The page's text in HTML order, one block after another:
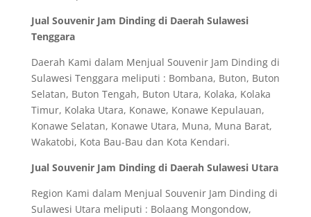
Jual Souvenir Jam Dinding di Daerah Sulawesi
Tenggara
Daerah Kami dalam Menjual Souvenir Jam Dinding di
Sulawesi Tenggara meliputi : Bombana, Buton, Buton
Selatan, Buton Tengah, Buton Utara, Kolaka, Kolaka
Timur, Kolaka Utara, Konawe, Konawe Kepulauan,
Konawe Selatan, Konawe Utara, Muna, Muna Barat,
Wakatobi, Kota Bau-Bau dan Kota Kendari.
Jual Souvenir Jam Dinding di Daerah Sulawesi Utara
Region Kami dalam Menjual Souvenir Jam Dinding di
Sulawesi Utara meliputi : Bolaang Mongondow,